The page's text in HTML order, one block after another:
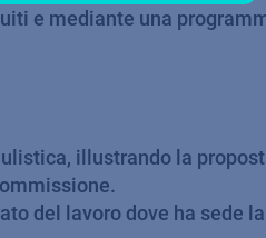
e mediante una
illustrando la
del lavoro dove ha sede